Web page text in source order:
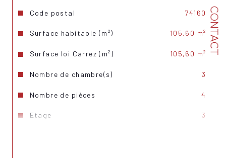
CONTACT
Code postal 74160
Surface habitable (m²) 105,60 m²
Surface loi Carrez (m²) 105,60 m²
Nombre de chambre(s) 3
Nombre de pièces 4
Etage 3